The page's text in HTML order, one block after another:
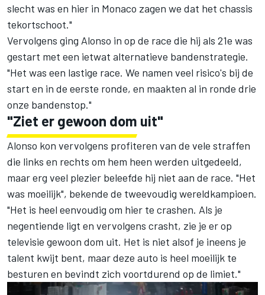
slecht was en hier in Monaco zagen we dat het chassis
tekortschoot."
Vervolgens ging Alonso in op de race die hij als 21e was
gestart met een ietwat alternatieve bandenstrategie.
"Het was een lastige race. We namen veel risico's bij de
start en in de eerste ronde, en maakten al in ronde drie
onze bandenstop."
"Ziet er gewoon dom uit"
Alonso kon vervolgens profiteren van de vele straffen
die links en rechts om hem heen werden uitgedeeld,
maar erg veel plezier beleefde hij niet aan de race. "Het
was moeilijk", bekende de tweevoudig wereldkampioen.
"Het is heel eenvoudig om hier te crashen. Als je
negentiende ligt en vervolgens crasht, zie je er op
televisie gewoon dom uit. Het is niet alsof je ineens je
talent kwijt bent, maar deze auto is heel moeilijk te
besturen en bevindt zich voortdurend op de limiet."